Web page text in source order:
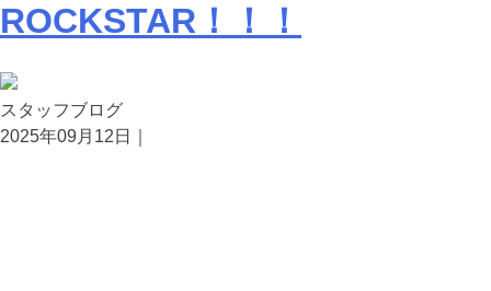
ROCKSTAR！！！
スタッフブログ
2025年09月12日｜